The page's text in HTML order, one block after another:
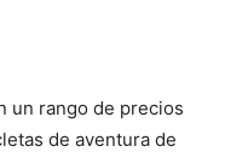
un rango de precios
de aventura de